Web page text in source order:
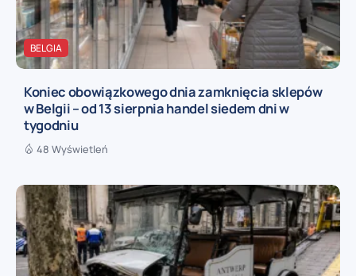
BELGIA
Koniec obowiązkowego dnia zamknięcia sklepów
w Belgii – od 13 sierpnia handel siedem dni w
tygodniu
48 Wyświetleń